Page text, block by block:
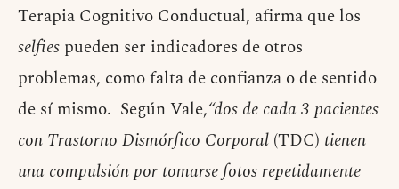
Terapia Cognitivo Conductual, afirma que los
selfies pueden ser indicadores de otros
problemas, como falta de confianza o de sentido
de sí mismo. Según Vale,“dos de cada 3 pacientes
con Trastorno Dismórfico Corporal (TDC) tienen
una compulsión por tomarse fotos repetidamente